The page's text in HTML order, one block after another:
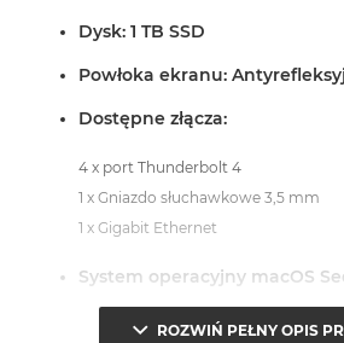
Dysk: 1 TB SSD
Powłoka ekranu:
Dostępne złącza:
4 x port Thunderbolt 4
1 x Gniazdo słuchawkowe 3,5 mm
1 x Gigabit Ethernet
System operacyjny macOS
- lub nowszy, z darmową
ROZWIŃ PEŁNY OPIS